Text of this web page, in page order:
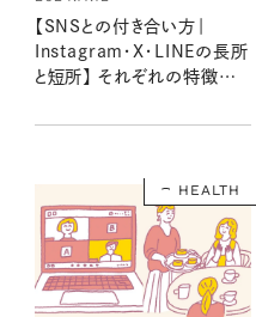
【SNSとの付き合い方｜
Instagram・X・LINEの長所
と短所】 それぞれの特徴を
を探ろう！
HEALTH